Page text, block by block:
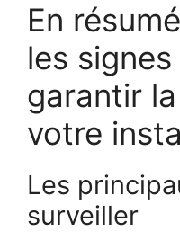
En
les signes
garantir
votre
Les
surveiller